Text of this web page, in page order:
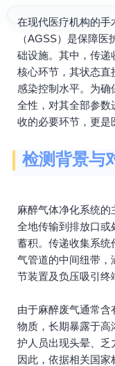
在现代医疗机构的手
（AGSS）是保障
础设施。其中，传递
核心环节，其状态直
感染控制水平。为确
全性，对其全部参数
收的必要环节，更是
检测背景与
麻醉气体净化系统
全地传输到排放口或
蓄积。传递收集系统
气管道的中间纽带，
节装置及负压吸引终
由于麻醉废气通常
物质，长期暴露于高
护人员出现头晕、乏
因此，依据相关国